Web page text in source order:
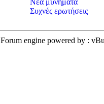
Νέα μυνήματα
Συχνές ερωτήσεις
Forum engine powered by :